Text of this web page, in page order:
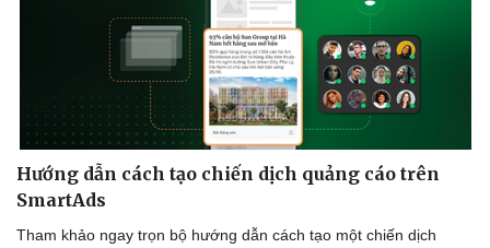
Hướng dẫn cách tạo chiến dịch quảng cáo trên
SmartAds
Tham khảo ngay trọn bộ hướng dẫn cách tạo một chiến dịch